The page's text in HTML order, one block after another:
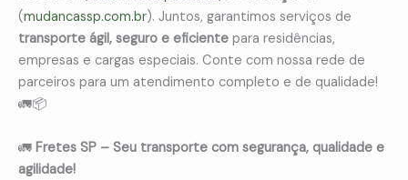
(mudancassp.com.br). Juntos, garantimos serviços de
transporte ágil, seguro e eficiente para residências,
empresas e cargas especiais. Conte com nossa rede de
parceiros para um atendimento completo e de qualidade!
🚛📦
🚛 Fretes SP – Seu transporte com segurança, qualidade e
agilidade!